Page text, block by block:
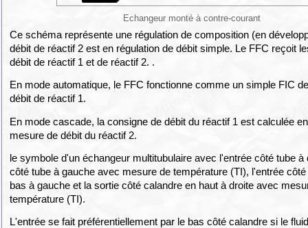
Echangeur monté à contre-courant
Ce schéma représente une régulation de composition (en
débit de réactif 2 est en régulation de débit simple. Le FFC reçoit
débit de réactif 1 et de réactif 2. .
En mode automatique, le FFC fonctionne comme un simple FIC
débit de réactif 1.
En mode cascade, la consigne de débit du réactif 1 est calculée
mesure de débit du réactif 2.
le symbole d'un échangeur multitubulaire avec l'entrée côté tube à
côté tube à gauche avec mesure de température (TI), l'entrée
bas à gauche et la sortie côté calandre en haut à droite avec
température (TI).
L'entrée se fait préférentiellement par le bas côté calandre si le